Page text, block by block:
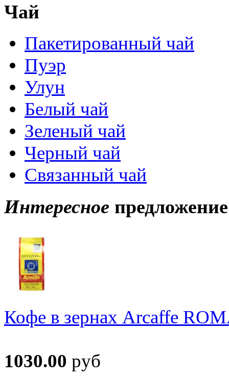
Чай
Пакетированный чай
Пуэр
Улун
Белый чай
Зеленый чай
Черный чай
Связанный чай
Интересное предложение
Кофе в зернах Arcaffe
1030.00 руб